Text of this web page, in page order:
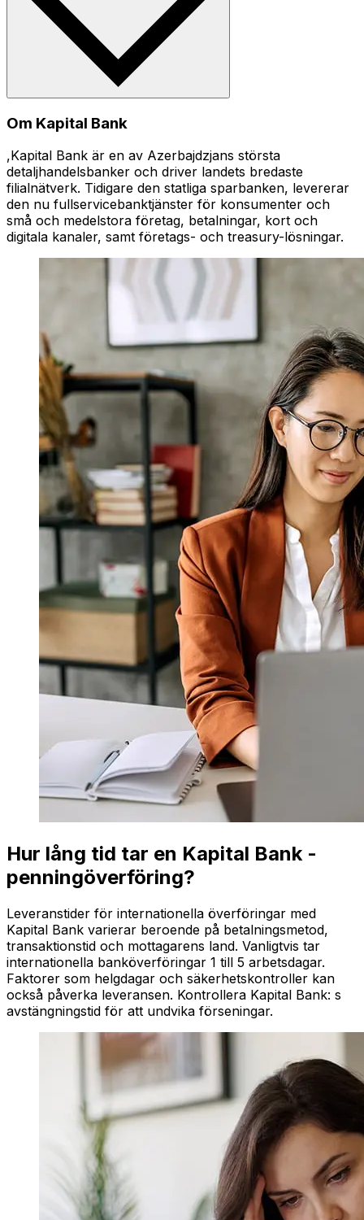
Om Kapital Bank
,Kapital Bank är en av Azerbajdzjans största
detaljhandelsbanker och driver landets bredaste
filialnätverk. Tidigare den statliga sparbanken, levererar
den nu fullservicebanktjänster för konsumenter och
små och medelstora företag, betalningar, kort och
digitala kanaler, samt företags- och treasury-lösningar.
Hur lång tid tar en Kapital Bank -
penningöverföring?
Leveranstider för internationella överföringar med
Kapital Bank varierar beroende på betalningsmetod,
transaktionstid och mottagarens land. Vanligtvis tar
internationella banköverföringar 1 till 5 arbetsdagar.
Faktorer som helgdagar och säkerhetskontroller kan
också påverka leveransen. Kontrollera Kapital Bank: s
avstängningstid för att undvika förseningar.